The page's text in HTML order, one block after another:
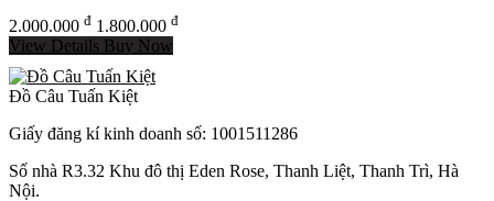
2.000.000 đ 1.800.000 đ
View Details Buy Now
Đồ Câu Tuấn Kiệt
Giấy đăng kí kinh doanh số: 1001511286
Số nhà R3.32 Khu đô thị Eden Rose, Thanh Liệt, Thanh Trì, Hà
Nội.